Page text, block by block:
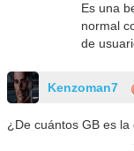
Es una
normal
de
Kenzoman7
¿De cuántos GB es la